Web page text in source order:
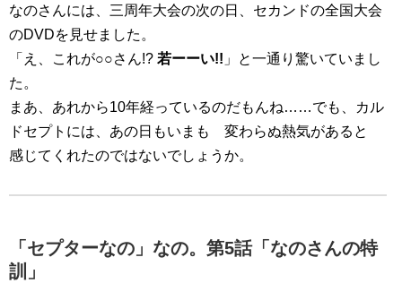
なのさんには、三周年大会の次の日、セカンドの全国大会
のDVDを見せました。
「え、これが○○さん!? 若ーーい!! 」と一通り驚いていまし
た。
まあ、あれから10年経っているのだもんね……でも、カル
ドセプトには、あの日もいまも 変わらぬ熱気があると
感じてくれたのではないでしょうか。
「セプターなの」なの。第5話「なのさんの特
訓」